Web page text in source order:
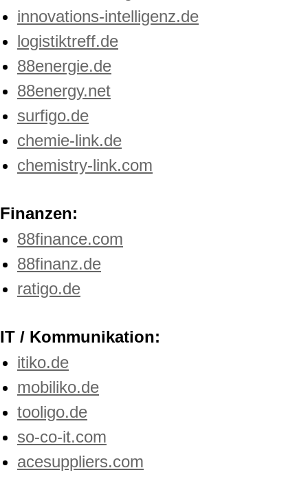
innovations-intelligenz.de
logistiktreff.de
88energie.de
88energy.net
surfigo.de
chemie-link.de
chemistry-link.com
Finanzen:
88finance.com
88finanz.de
ratigo.de
IT / Kommunikation:
itiko.de
mobiliko.de
tooligo.de
so-co-it.com
acesuppliers.com